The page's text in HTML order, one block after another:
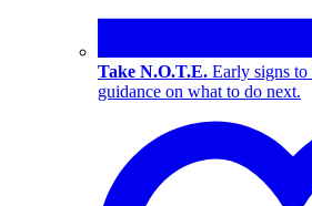
Take N.O.T.E. Early signs
guidance on what to do next.